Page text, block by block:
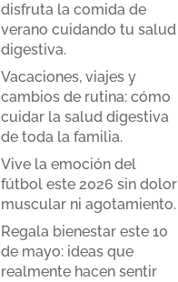
disfruta la comida de
verano cuidando tu salud
digestiva.
Vacaciones, viajes y
cambios de rutina: cómo
cuidar la salud digestiva
de toda la familia.
Vive la emoción del
fútbol este 2026 sin dolor
muscular ni agotamiento.
Regala bienestar este 10
de mayo: ideas que
realmente hacen sentir